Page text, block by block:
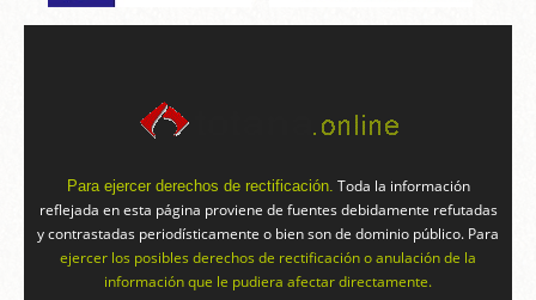
Para ejercer derechos de rectificación. Toda la información
reflejada en esta página proviene de fuentes debidamente refutadas
y contrastadas periodísticamente o bien son de dominio público. Para
ejercer los posibles derechos de rectificación o anulación de la
información que le pudiera afectar directamente.